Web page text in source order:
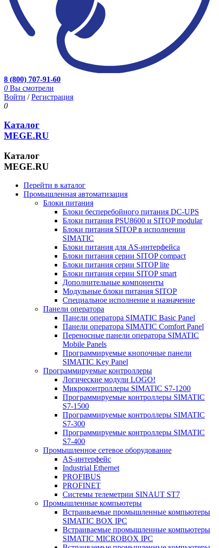
8 (800) 707-91-60
0 Вы смотрели
Войти /Регистрация
0
Каталог
MEGE.RU
Каталог
MEGE.RU
Перейти в каталог
Промышленная автоматизация
Блоки питания
Блоки бесперебойного питания DC-UPS
Блоки питания PSU8600 и SITOP modular
Блоки питания SITOP в исполнении
SIMATIC
Блоки питания для AS-интерфейса
Блоки питания серии SITOP compact
Блоки питания серии SITOP lite
Блоки питания серии SITOP smart
Дополнительные компоненты
Модульные блоки питания SITOP
Специальное исполнение и назначение
Панели оператора
Панели оператора SIMATIC Basic Panel
Панели оператора SIMATIC Comfort Panel
Переносные панели оператора SIMATIC
Mobile Panels
Программируемые кнопочные панели
SIMATIC Key Panel
Программируемые контроллеры
Логические модули LOGO!
Микроконтроллеры SIMATIC S7-1200
Программируемые контроллеры SIMATIC
S7-1500
Программируемые контроллеры SIMATIC
S7-300
Программируемые контроллеры SIMATIC
S7-400
Промышленное сетевое оборудование
AS-интерфейс
Industrial Ethernet
PROFIBUS
PROFINET
Системы телеметрии SINAUT ST7
Промышленные компьютеры
Встраиваемые промышленные компьютеры
SIMATIC BOX IPC
Встраиваемые промышленные компьютеры
SIMATIC MICROBOX IPC